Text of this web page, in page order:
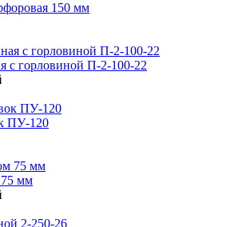
150 мм
с горловиной П-2-100-22
ПУ-120
75 мм